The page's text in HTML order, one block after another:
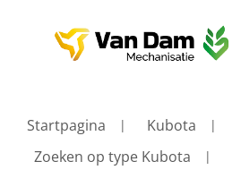
Startpagina
Kubota
Zoeken op type Kubota